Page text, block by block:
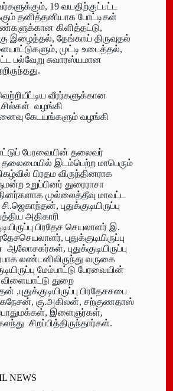
19 வயதிற்குட்பட்ட
தனித்தனியாக போட்டிகள்
கிளித்தட்டு,
இழைத்தல், தேங்காய் திருவுதல்
முட்டி உடைத்தல்,
பல்வேறு சுவாரஸ்யமான
வீரர்களுக்கான
வழங்கி
கேடயங்களும் வழங்கி
பேரவையின் தலைவர்
இடம்பெற்ற மாபெரும்
பிரதம விருந்தினராக
உறுப்பினர் துரைராசா
முல்லைத்தீவு மாவட்ட
புதுக்குடியிருப்பு
அதிகாரி
பிரதேச செயலாளர் இ.
புதுக்குடியிருப்பு
புதுக்குடியிருப்பு
லண்டனிலிருந்து வருகை
மேம்பாட்டு பேரவையின்
துறை
பிரதேசசபை
கு.அகிலன், சற்குணதாஸ்
இளைஞர்கள்,
சிறப்பித்திருந்தார்கள்.
NEWS